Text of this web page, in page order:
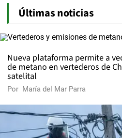
Últimas noticias
Nueva plataforma permite a
de metano en vertederos de
satelital
Por María del Mar Parra